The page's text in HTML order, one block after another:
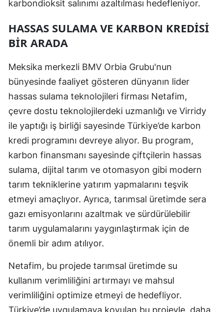
karbondioksit salınımı azaltılması hedefleniyor.
HASSAS SULAMA VE KARBON KREDISI
BIR ARADA
Meksika merkezli BMV Orbia Grubu'nun
bünyesinde faaliyet gösteren dünyanın lider
hassas sulama teknolojileri firması Netafim,
çevre dostu teknolojilerdeki uzmanlığı ve Virridy
ile yaptığı iş birliği sayesinde Türkiye’de karbon
kredi programını devreye alıyor. Bu program,
karbon finansmanı sayesinde çiftçilerin hassas
sulama, dijital tarım ve otomasyon gibi modern
tarım tekniklerine yatırım yapmalarını teşvik
etmeyi amaçlıyor. Ayrıca, tarımsal üretimde sera
gazı emisyonlarını azaltmak ve sürdürülebilir
tarım uygulamalarını yaygınlaştırmak için de
önemli bir adım atılıyor.
Netafim, bu projede tarımsal üretimde su
kullanım verimliliğini artırmayı ve mahsul
verimliliğini optimize etmeyi de hedefliyor.
Türkiye’de uygulamaya koyulan bu projeyle, daha